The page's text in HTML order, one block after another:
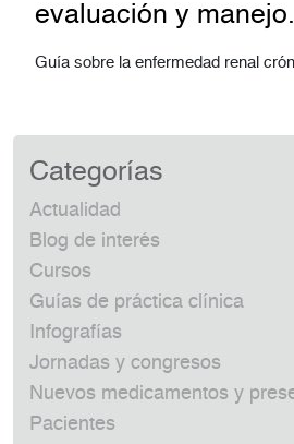
evaluación y manejo.
Guía sobre la enfermedad renal
Categorías
Actualidad
Blog de interés
Cursos
Guías de práctica clínica
Infografías
Jornadas y congresos
Nuevos medicamentos y
Pacientes